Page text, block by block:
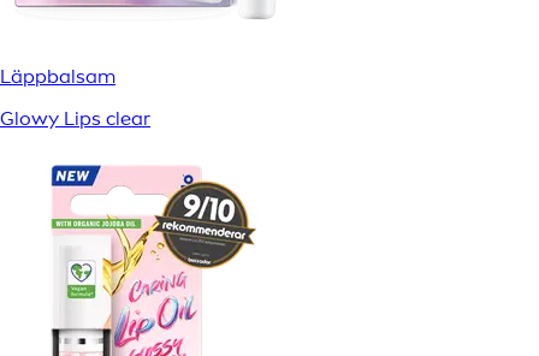
Läppbalsam
Glowy Lips clear